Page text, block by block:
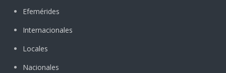
Efemérides
Internacionales
Locales
Nacionales